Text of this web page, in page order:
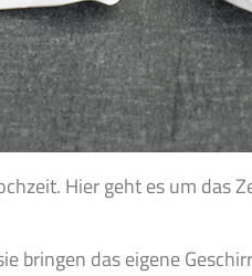
Hier geht es um das
bringen das eigene